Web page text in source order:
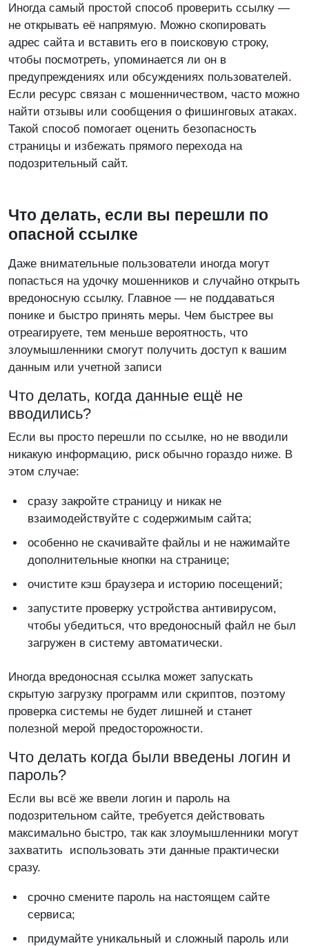
Иногда самый простой способ проверить ссылку —
не открывать её напрямую. Можно скопировать
адрес сайта и вставить его в поисковую строку,
чтобы посмотреть, упоминается ли он в
предупреждениях или обсуждениях пользователей.
Если ресурс связан с мошенничеством, часто можно
найти отзывы или сообщения о фишинговых атаках.
Такой способ помогает оценить безопасность
страницы и избежать прямого перехода на
подозрительный сайт.
Что делать, если вы перешли по
опасной ссылке
Даже внимательные пользователи иногда могут
попасться на удочку мошенников и случайно открыть
вредоносную ссылку. Главное — не поддаваться
понике и быстро принять меры. Чем быстрее вы
отреагируете, тем меньше вероятность, что
злоумышленники смогут получить доступ к вашим
данным или учетной записи
Что делать, когда данные ещё не
вводились?
Если вы просто перешли по ссылке, но не вводили
никакую информацию, риск обычно гораздо ниже. В
этом случае:
сразу закройте страницу и никак не
взаимодействуйте с содержимым сайта;
особенно не скачивайте файлы и не нажимайте
дополнительные кнопки на странице;
очистите кэш браузера и историю посещений;
запустите проверку устройства антивирусом,
чтобы убедиться, что вредоносный файл не был
загружен в систему автоматически.
Иногда вредоносная ссылка может запускать
скрытую загрузку программ или скриптов, поэтому
проверка системы не будет лишней и станет
полезной мерой предосторожности.
Что делать когда были введены логин и
пароль?
Если вы всё же ввели логин и пароль на
подозрительном сайте, требуется действовать
максимально быстро, так как злоумышленники могут
захватить использовать эти данные практически
сразу.
срочно смените пароль на настоящем сайте
сервиса;
придумайте уникальный и сложный пароль или